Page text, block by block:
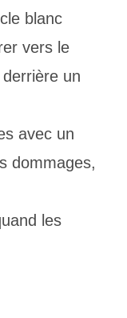
blanc
vers le
un
avec un
dommages,
les